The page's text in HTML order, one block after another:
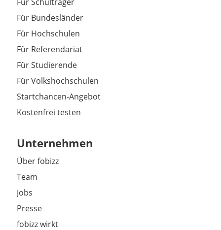
Für Bundesländer
Für Hochschulen
Für Referendariat
Für Studierende
Für Volkshochschulen
Startchancen-Angebot
Kostenfrei testen
Unternehmen
Über fobizz
Team
Jobs
Presse
fobizz wirkt